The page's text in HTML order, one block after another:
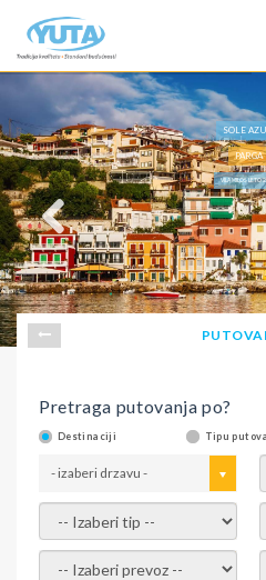
SOLE
PARGA
VILA MILOS LETO
Pretraga putovanja po?
Destinaciji Tipu
- izaberi drzavu -
- izaberi tip -
- izaberi prevoz -